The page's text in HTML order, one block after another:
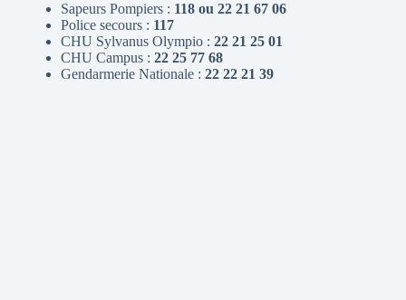
Sapeurs Pompiers : 118 ou 22 21 67 06
Police secours : 117
CHU Sylvanus Olympio : 22 21 25 01
CHU Campus : 22 25 77 68
Gendarmerie Nationale : 22 22 21 39